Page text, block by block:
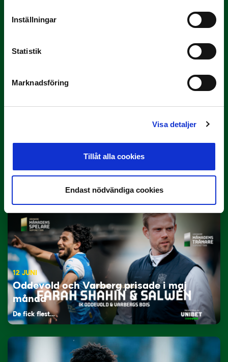
Inställningar
Statistik
Marknadsföring
Visa detaljer
Tillåt alla cookies
Endast nödvändiga cookies
Rösta på Månadens Tränare i juni
Lagerlöf tar över i Sandvikens IF
Tillbaka i hetluften…
12 JUNI
Oddevold och Varberg prisade i maj
månad
De fick flest…